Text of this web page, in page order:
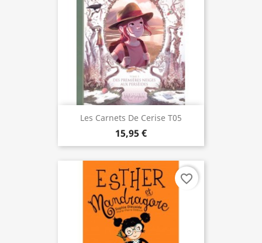
Les Carnets De Cerise T05
15,95 €
favorite_border